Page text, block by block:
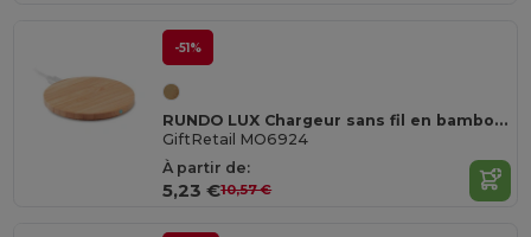
-51%
RUNDO LUX Chargeur sans fil en bambou 15W
GiftRetail MO6924
À partir de:
5,23 €10,57 €